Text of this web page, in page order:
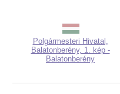
Polgármesteri Hivatal,
Balatonberény, 1. kép -
Balatonberény